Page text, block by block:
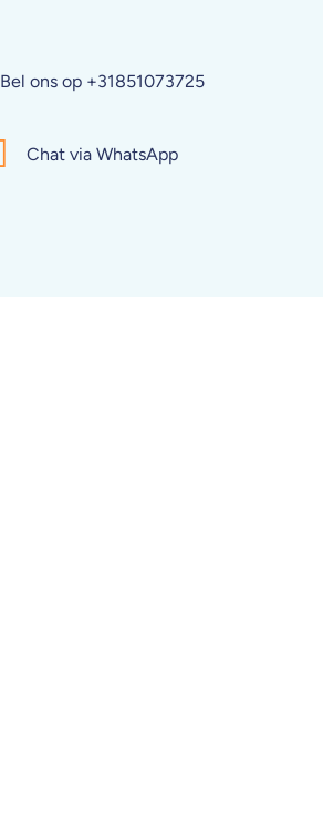
Bel ons op +31851073725
Chat via WhatsApp